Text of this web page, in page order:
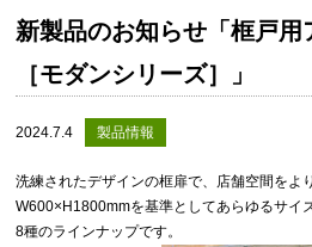
新製品のお知らせ「框戸
［モダンシリーズ］」
2024.7.4 製品情報
洗練されたデザインの框扉で、店舗空間をよ
W600×H1800mmを基準としてあらゆるサイ
8種のラインナップです。